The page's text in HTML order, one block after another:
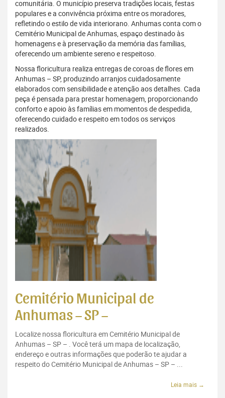
comunitária. O município preserva tradições locais, festas
populares e a convivência próxima entre os moradores,
refletindo o estilo de vida interiorano. Anhumas conta com o
Cemitério Municipal de Anhumas, espaço destinado às
homenagens e à preservação da memória das famílias,
oferecendo um ambiente sereno e respeitoso.
Nossa floricultura realiza entregas de coroas de flores em
Anhumas – SP, produzindo arranjos cuidadosamente
elaborados com sensibilidade e atenção aos detalhes. Cada
peça é pensada para prestar homenagem, proporcionando
conforto e apoio às famílias em momentos de despedida,
oferecendo cuidado e respeito em todos os serviços
realizados.
Cemitério Municipal de
Anhumas – SP –
Localize nossa floricultura em Cemitério Municipal de
Anhumas – SP – . Você terá um mapa de localização,
endereço e outras informações que poderão te ajudar a
respeito do Cemitério Municipal de Anhumas – SP – ...
Leia mais →